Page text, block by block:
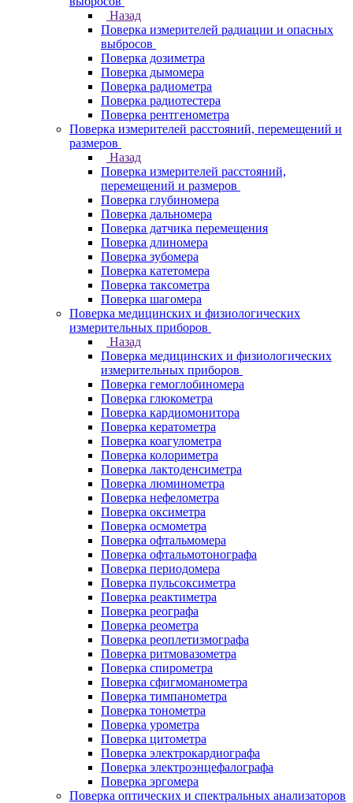
Назад
Поверка измерителей радиации и опасных
выбросов
Поверка дозиметра
Поверка дымомера
Поверка радиометра
Поверка радиотестера
Поверка рентгенометра
Поверка измерителей расстояний, перемещений и
размеров
Назад
Поверка измерителей расстояний,
перемещений и размеров
Поверка глубиномера
Поверка дальномера
Поверка датчика перемещения
Поверка длиномера
Поверка зубомера
Поверка катетомера
Поверка таксометра
Поверка шагомера
Поверка медицинских и физиологических
измерительных приборов
Назад
Поверка медицинских и физиологических
измерительных приборов
Поверка гемоглобиномера
Поверка глюкометра
Поверка кардиомонитора
Поверка кератометра
Поверка коагулометра
Поверка колориметра
Поверка лактоденсиметра
Поверка люминометра
Поверка нефелометра
Поверка оксиметра
Поверка осмометра
Поверка офтальмомера
Поверка офтальмотонографа
Поверка периодомера
Поверка пульсоксиметра
Поверка реактиметра
Поверка реографа
Поверка реометра
Поверка реоплетизмографа
Поверка ритмовазометра
Поверка спирометра
Поверка сфигмоманометра
Поверка тимпанометра
Поверка тонометра
Поверка урометра
Поверка цитометра
Поверка электрокардиографа
Поверка электроэнцефалографа
Поверка эргомера
Поверка оптических и спектральных анализаторов